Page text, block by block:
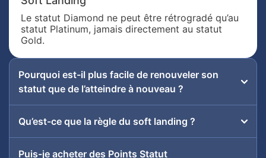
Le statut Diamond ne peut être rétrogradé qu’au
statut Platinum, jamais directement au statut
Gold.
Pourquoi est-il plus facile de renouveler son
statut que de l’atteindre à nouveau ?
Qu’est-ce que la règle du soft landing ?
Puis-je acheter des Points Statut